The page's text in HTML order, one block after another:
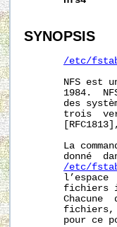
SYNOPSIS
/etc/
NFS est
1984.
des
trois
La
donné
/etc/
l’espace
fichiers
Chacune
pour ce